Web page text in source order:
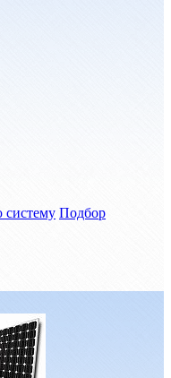
систему Подбор